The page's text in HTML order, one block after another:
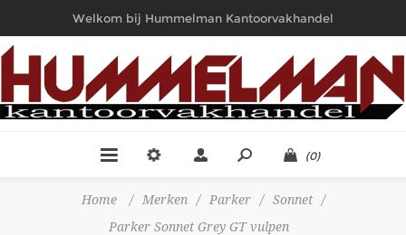
Welkom bij Hummelman Kantoorvakhandel
(0)
Home / Merken / Parker / Sonnet
/
Parker Sonnet Grey GT vulpen